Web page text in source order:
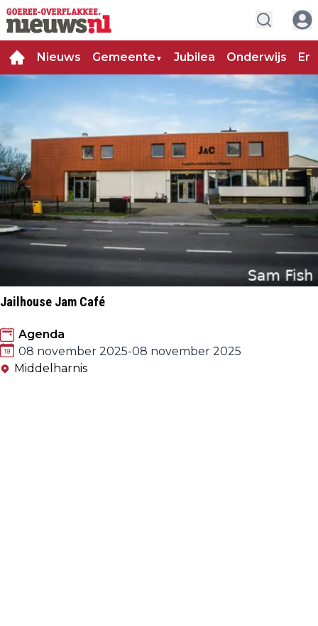
Nieuws Gemeente ▼ Jubilea Onderwijs
Jailhouse Jam Café
Agenda
08 november 2025-08 november 2025
Middelharnis